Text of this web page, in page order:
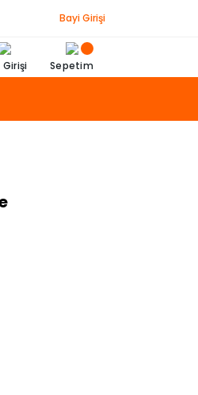
Bayi Girişi
Girişi Sepetim